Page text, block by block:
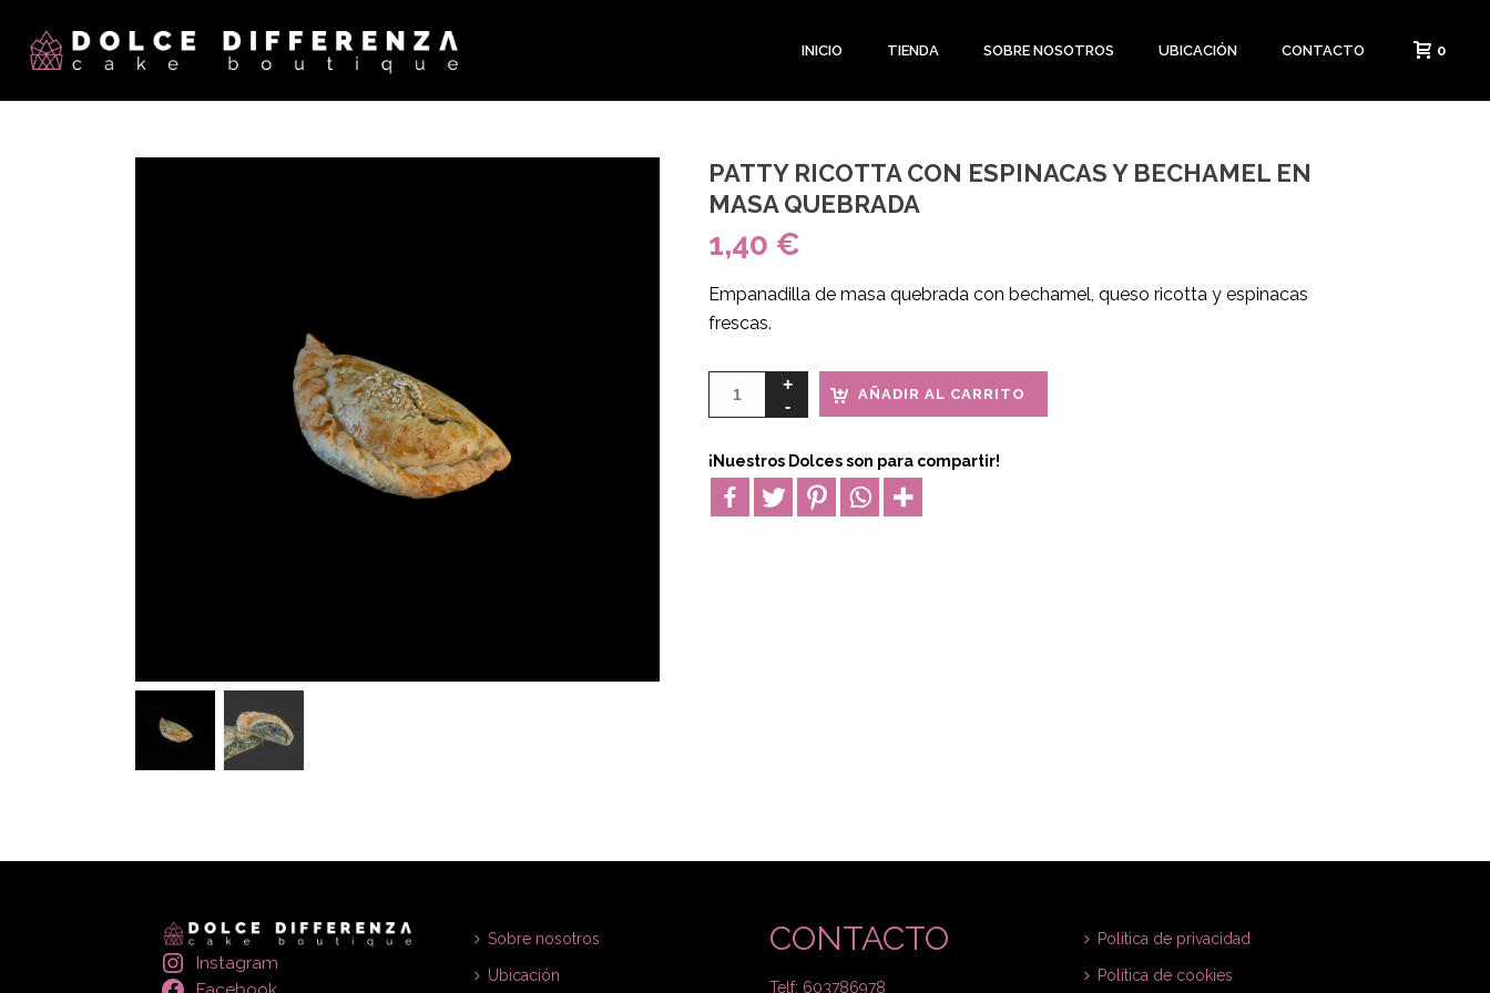
INICIO TIENDA SOBRE NOSOTROS UBICACIÓN CONTACTO 0
PATTY RICOTTA CON ESPINACAS Y BECHAMEL EN
MASA QUEBRADA
1,40 €
Empanadilla de masa quebrada con bechamel, queso ricotta y espinacas
frescas.
AÑADIR AL CARRITO
¡Nuestros Dolces son para compartir!
Instagram
Sobre nosotros
Ubicación
CONTACTO
Telf: 603786978
Política de privacidad
Política de cookies